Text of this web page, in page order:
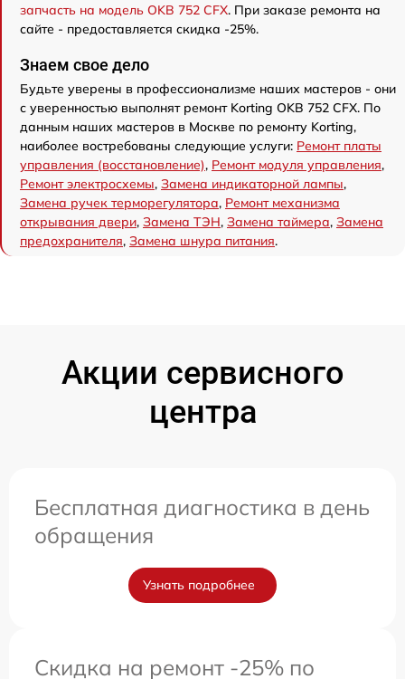
запчасть на модель OKB 752 CFX. При заказе ремонта на
сайте - предоставляется скидка -25%.
Знаем свое дело
Будьте уверены в профессионализме наших мастеров - они
с уверенностью выполнят ремонт Korting OKB 752 CFX. По
данным наших мастеров в Москве по ремонту Korting,
наиболее востребованы следующие услуги: Ремонт платы
управления (восстановление), Ремонт модуля управления,
Ремонт электросхемы, Замена индикаторной лампы,
Замена ручек терморегулятора, Ремонт механизма
открывания двери, Замена ТЭН, Замена таймера, Замена
предохранителя, Замена шнура питания.
Акции сервисного
центра
Бесплатная диагностика в день
обращения
Узнать подробнее
Скидка на ремонт -25% по